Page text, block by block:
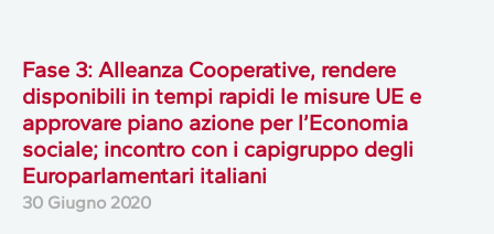
Fase 3: Alleanza Cooperative, rendere
disponibili in tempi rapidi le misure UE e
approvare piano azione per l’Economia
sociale; incontro con i capigruppo degli
Europarlamentari italiani
30 Giugno 2020